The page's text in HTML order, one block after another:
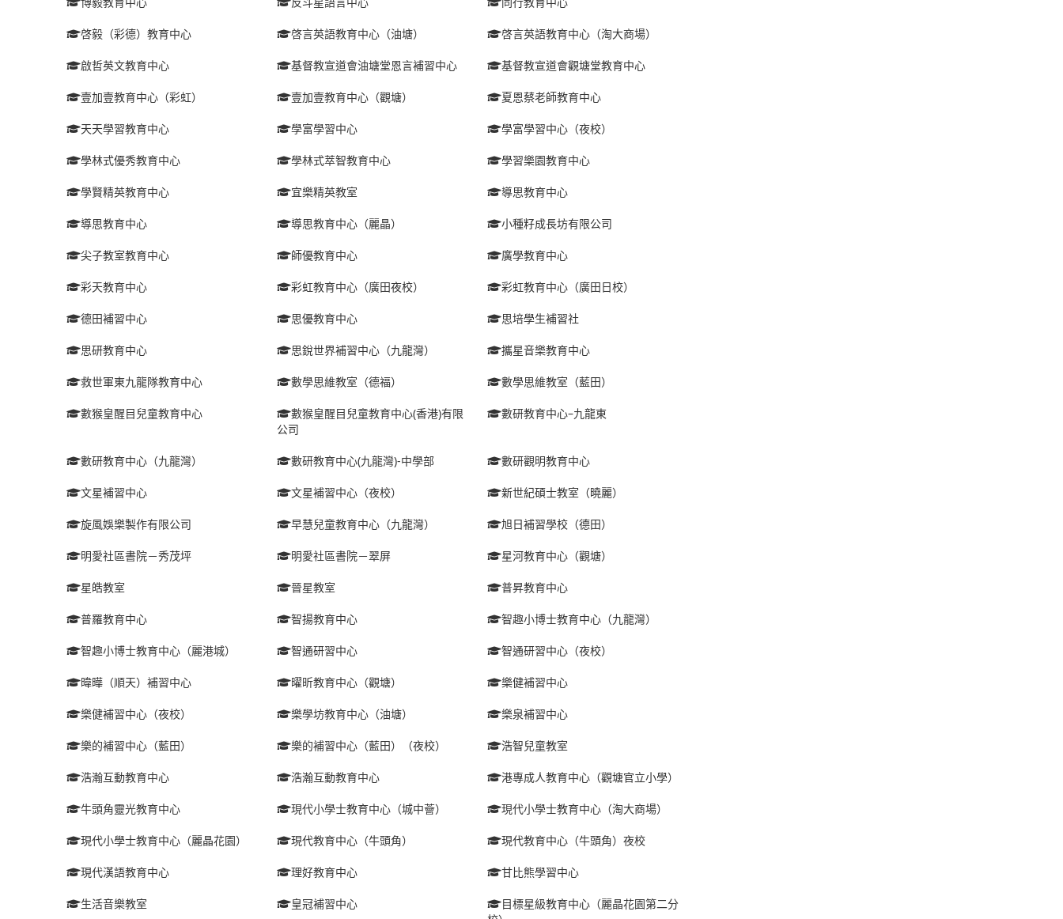
啓毅（彩德）教育中心 啓言英語教育中心（油塘） 啓言英語教育中心（淘大商場）
啟哲英文教育中心 基督教宣道會油塘堂恩言補習中心 基督教宣道會觀塘堂教育中心
壹加壹教育中心（彩虹） 壹加壹教育中心（觀塘） 夏恩蔡老師教育中心
天天學習教育中心 學富學習中心 學富學習中心（夜校）
學林式優秀教育中心 學林式萃智教育中心 學習樂園教育中心
學賢精英教育中心 宜樂精英教室 導思教育中心
導思教育中心 導思教育中心（麗晶） 小種籽成長坊有限公司
尖子教室教育中心 師優教育中心 廣學教育中心
彩天教育中心 彩虹教育中心（廣田夜校） 彩虹教育中心（廣田日校）
德田補習中心 思優教育中心 思培學生補習社
思研教育中心 思銳世界補習中心（九龍灣） 攜星音樂教育中心
救世軍東九龍隊教育中心 數學思維教室（德福） 數學思維教室（藍田）
數猴皇醒目兒童教育中心
數猴皇醒目兒童教育中心(香港)有限
公司
數研教育中心–九龍東
數研教育中心（九龍灣） 數研教育中心(九龍灣)-中學部 數研觀明教育中心
文星補習中心 文星補習中心（夜校） 新世紀碩士教室（曉麗）
旋風娛樂製作有限公司 早慧兒童教育中心（九龍灣） 旭日補習學校（德田）
明愛社區書院－秀茂坪 明愛社區書院－翠屏 星河教育中心（觀塘）
星皓教室 晉星教室 普昇教育中心
普羅教育中心 智揚教育中心 智趣小博士教育中心（九龍灣）
智趣小博士教育中心（麗港城） 智通研習中心 智通研習中心（夜校）
暐曄（順天）補習中心 曜昕教育中心（觀塘） 樂健補習中心
樂健補習中心（夜校） 樂學坊教育中心（油塘） 樂泉補習中心
樂的補習中心（藍田） 樂的補習中心（藍田）（夜校） 浩智兒童教室
浩瀚互動教育中心 浩瀚互動教育中心 港專成人教育中心（觀塘官立小學）
牛頭角靈光教育中心 現代小學士教育中心（城中薈） 現代小學士教育中心（淘大商場）
現代小學士教育中心（麗晶花園） 現代教育中心（牛頭角） 現代教育中心（牛頭角）夜校
現代漢語教育中心 理好教育中心 甘比熊學習中心
生活音樂教室 皇冠補習中心
目標星級教育中心（麗晶花園第二分